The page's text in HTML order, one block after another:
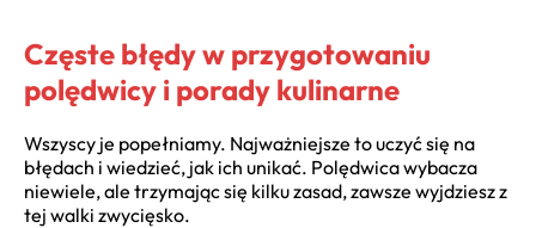
Częste błędy w przygotowaniu
polędwicy i porady kulinarne
Wszyscy je popełniamy. Najważniejsze to uczyć się na
błędach i wiedzieć, jak ich unikać. Polędwica wybacza
niewiele, ale trzymając się kilku zasad, zawsze wyjdziesz z
tej walki zwycięsko.